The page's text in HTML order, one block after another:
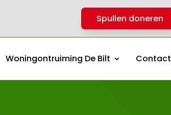
Spullen doneren
Woningontruiming De Bilt Contact